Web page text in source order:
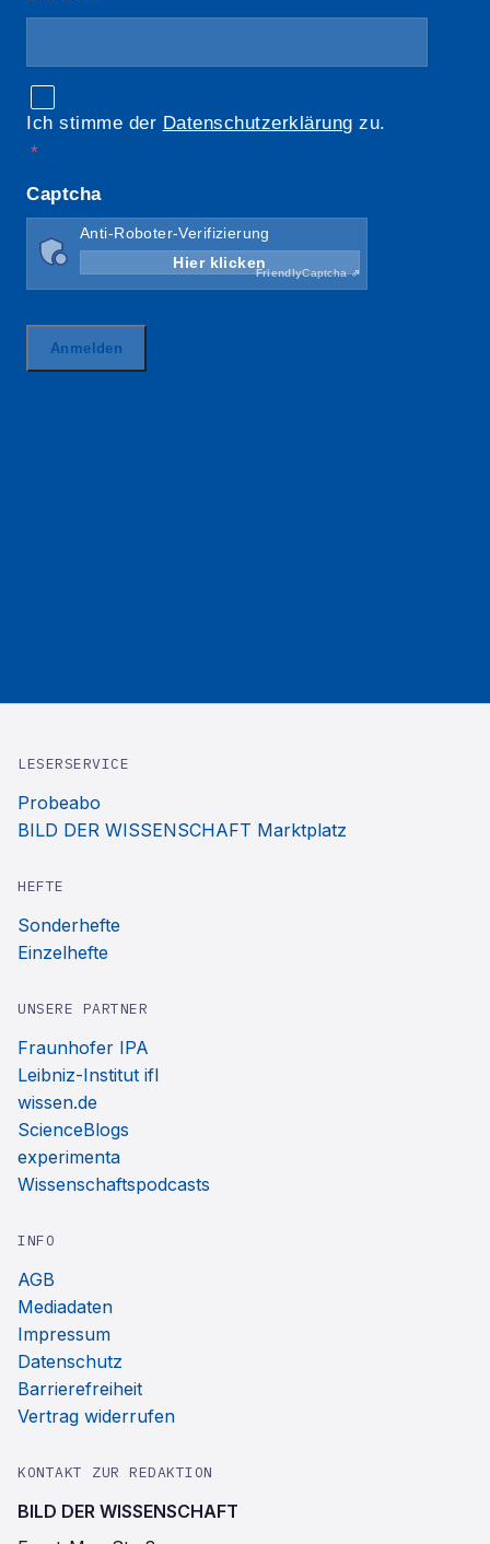
LESERSERVICE
Probeabo
BILD DER WISSENSCHAFT Marktplatz
HEFTE
Sonderhefte
Einzelhefte
UNSERE PARTNER
Fraunhofer IPA
Leibniz-Institut ifl
wissen.de
ScienceBlogs
experimenta
Wissenschaftspodcasts
INFO
AGB
Mediadaten
Impressum
Datenschutz
Barrierefreiheit
Vertrag widerrufen
KONTAKT ZUR REDAKTION
BILD DER WISSENSCHAFT